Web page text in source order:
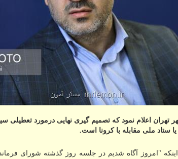
اعلام نمود كه تصمیم گیری نهایی درمورد تعطیلی
یا ستاد ملی مقابله با كرونا است.
اینكه "امروز آگاه شدیم در جلسه روز گذشته شورای